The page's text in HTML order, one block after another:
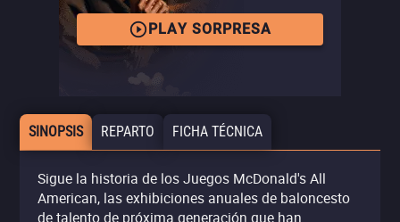
PLAY SORPRESA
SINOPSIS REPARTO FICHA TÉCNICA
Sigue la historia de los Juegos McDonald's All
American, las exhibiciones anuales de baloncesto
de talento de próxima generación que han